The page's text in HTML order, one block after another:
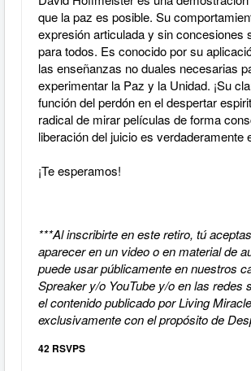
que la paz es posible. Su
expresión articulada y sin concesiones
para todos. Es conocido por su
las enseñanzas no duales necesarias
experimentar la Paz y la Unidad. ¡Su
función del perdón en el despertar
radical de mirar películas de forma
liberación del juicio es verdaderamente
¡Te esperamos!
***Al inscribirte en este retiro, tú
aparecer en un video o en material de
puede usar públicamente en nuestros
Spreaker y/o YouTube y/o en las redes
el contenido publicado por Living
exclusivamente con el propósito de
42 RSVPS